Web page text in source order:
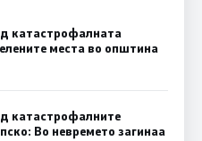
катастрофалната
места во општина
катастрофалните
Во невремето загинаа